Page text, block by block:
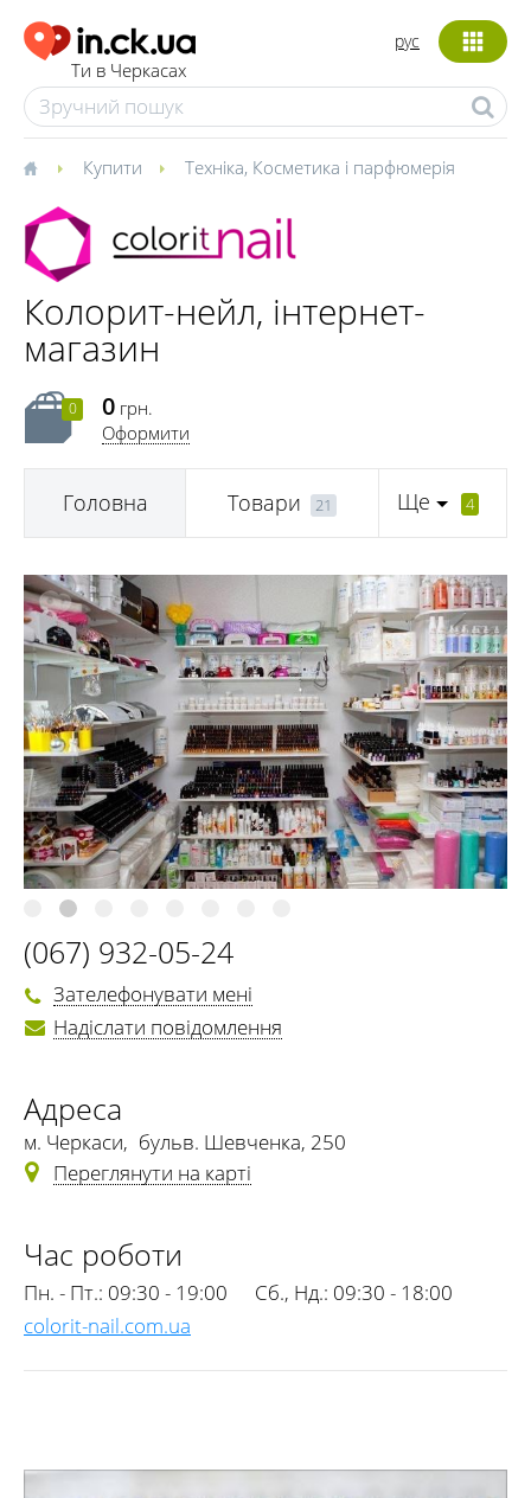
Ти в Черкасах
рус
Купити Техніка, Косметика і парфюмерія
Колорит-нейл, інтернет-
магазин
0 0 грн.
Оформити
Головна Товари 21 Ще 4
(067) 932-05-24
Зателефонувати мені
Надіслати повідомлення
Адреса
м. Черкаси, бульв. Шевченка, 250
Переглянути на карті
Час роботи
Пн. - Пт.: 09:30 - 19:00 Сб., Нд.: 09:30 - 18:00
colorit-nail.com.ua
При купівлі будь-яких 10 гель-лаків 11-й в